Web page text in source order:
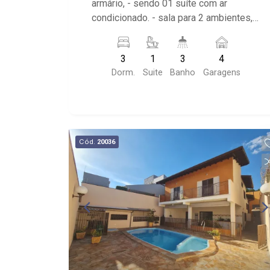
armário, - sendo 01 suíte com ar
condicionado. - sala para 2 ambientes, -
cozinha planeja, - roupeiro, - área de
serviço, - garagem para 4 automóveis. -
varanda gourmet - quintal
3
Dorm.
1
Suite
3
Banho
4
Garagens
Cód. 20036